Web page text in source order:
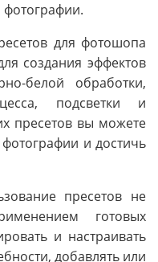
для фотошопа
создания эффектов
белой обработки,
подсветки и
пресетов вы можете
и достичь
пресетов не
готовых
и настраивать
добавлять или